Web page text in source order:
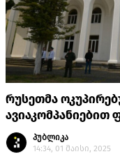
რუსეთმა
ავიაკომპანიებით
პუბლიკა
14:34, 01 მაისი, 2025